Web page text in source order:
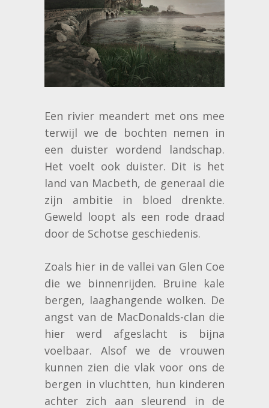
Een rivier meandert met ons mee
terwijl we de bochten nemen in
een duister wordend landschap.
Het voelt ook duister. Dit is het
land van Macbeth, de generaal die
zijn ambitie in bloed drenkte.
Geweld loopt als een rode draad
door de Schotse geschiedenis.
Zoals hier in de vallei van Glen Coe
die we binnenrijden. Bruine kale
bergen, laaghangende wolken. De
angst van de MacDonalds-clan die
hier werd afgeslacht is bijna
voelbaar. Alsof we de vrouwen
kunnen zien die vlak voor ons de
bergen in vluchtten, hun kinderen
achter zich aan sleurend in de